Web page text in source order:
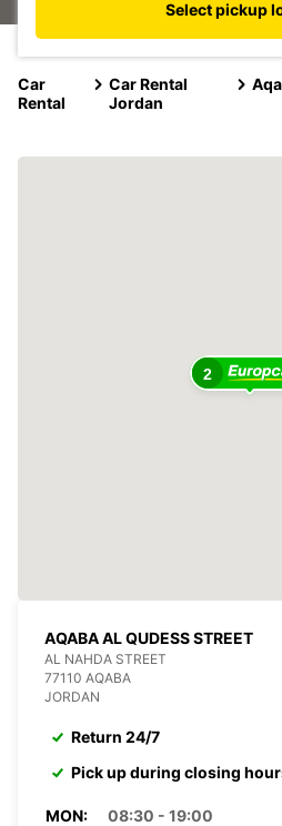
Select pickup
Car
Rental
Car Rental
Jordan
2
AQABA AL QUDESS STREET
AL NAHDA STREET
77110 AQABA
JORDAN
Return 24/7
Pick up during closing
MON:
08:30 - 19:00